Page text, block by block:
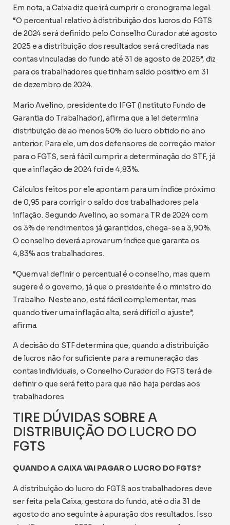
Em nota, a Caixa diz que irá cumprir o cronograma legal.
“O percentual relativo à distribuição dos lucros do FGTS
de 2024 será definido pelo Conselho Curador até agosto
2025 e a distribuição dos resultados será creditada nas
contas vinculadas do fundo até 31 de agosto de 2025”, diz
para os trabalhadores que tinham saldo positivo em 31
de dezembro de 2024.
Mario Avelino, presidente do IFGT (Instituto Fundo de
Garantia do Trabalhador), afirma que a lei determina
distribuição de ao menos 50% do lucro obtido no ano
anterior. Para ele, um dos defensores de correção maior
para o FGTS, será fácil cumprir a determinação do STF, já
que a inflação de 2024 foi de 4,83%.
Cálculos feitos por ele apontam para um índice próximo
de 0,95 para corrigir o saldo dos trabalhadores pela
inflação. Segundo Avelino, ao somar a TR de 2024 com
os 3% de rendimentos já garantidos, chega-se a 3,90%.
O conselho deverá aprovar um índice que garanta os
4,83% aos trabalhadores.
“Quem vai definir o percentual é o conselho, mas quem
sugere é o governo, já que o presidente é o ministro do
Trabalho. Neste ano, está fácil complementar, mas
quando tiver uma inflação alta, será difícil o ajuste”,
afirma.
A decisão do STF determina que, quando a distribuição
de lucros não for suficiente para a remuneração das
contas individuais, o Conselho Curador do FGTS terá de
definir o que será feito para que não haja perdas aos
trabalhadores.
TIRE DÚVIDAS SOBRE A
DISTRIBUIÇÃO DO LUCRO DO
FGTS
QUANDO A CAIXA VAI PAGAR O LUCRO DO FGTS?
A distribuição do lucro do FGTS aos trabalhadores deve
ser feita pela Caixa, gestora do fundo, até o dia 31 de
agosto do ano seguinte à apuração dos resultados. Isso